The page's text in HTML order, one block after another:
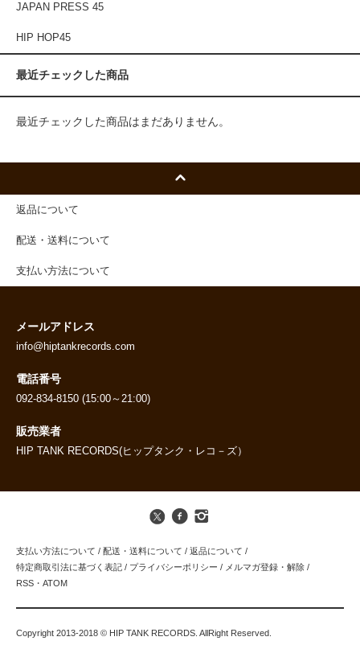
JAPAN PRESS 45
HIP HOP45
最近チェックした商品
最近チェックした商品はまだありません。
返品について
配送・送料について
支払い方法について
メールアドレス
info@hiptankrecords.com
電話番号
092-834-8150 (15:00～21:00)
販売業者
HIP TANK RECORDS(ヒップタンク・レコ－ズ）
支払い方法について / 配送・送料について / 返品について /
特定商取引法に基づく表記 / プライバシーポリシー / メルマガ登録・解除 /
RSS ・ ATOM
Copyright 2013-2018 © HIP TANK RECORDS. AllRight Reserved.